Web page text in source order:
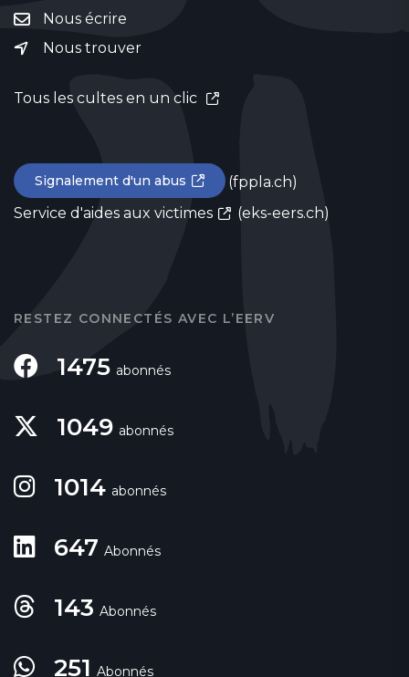
Nous écrire
Nous trouver
Tous les cultes en un clic
Signalement d'un abus
(fppla.ch)
Service d'aides aux victimes
(eks-eers.ch)
RESTEZ CONNECTÉS AVEC L’EERV
1475 abonnés
1049 abonnés
1014 abonnés
647 Abonnés
143 Abonnés
251 Abonnés